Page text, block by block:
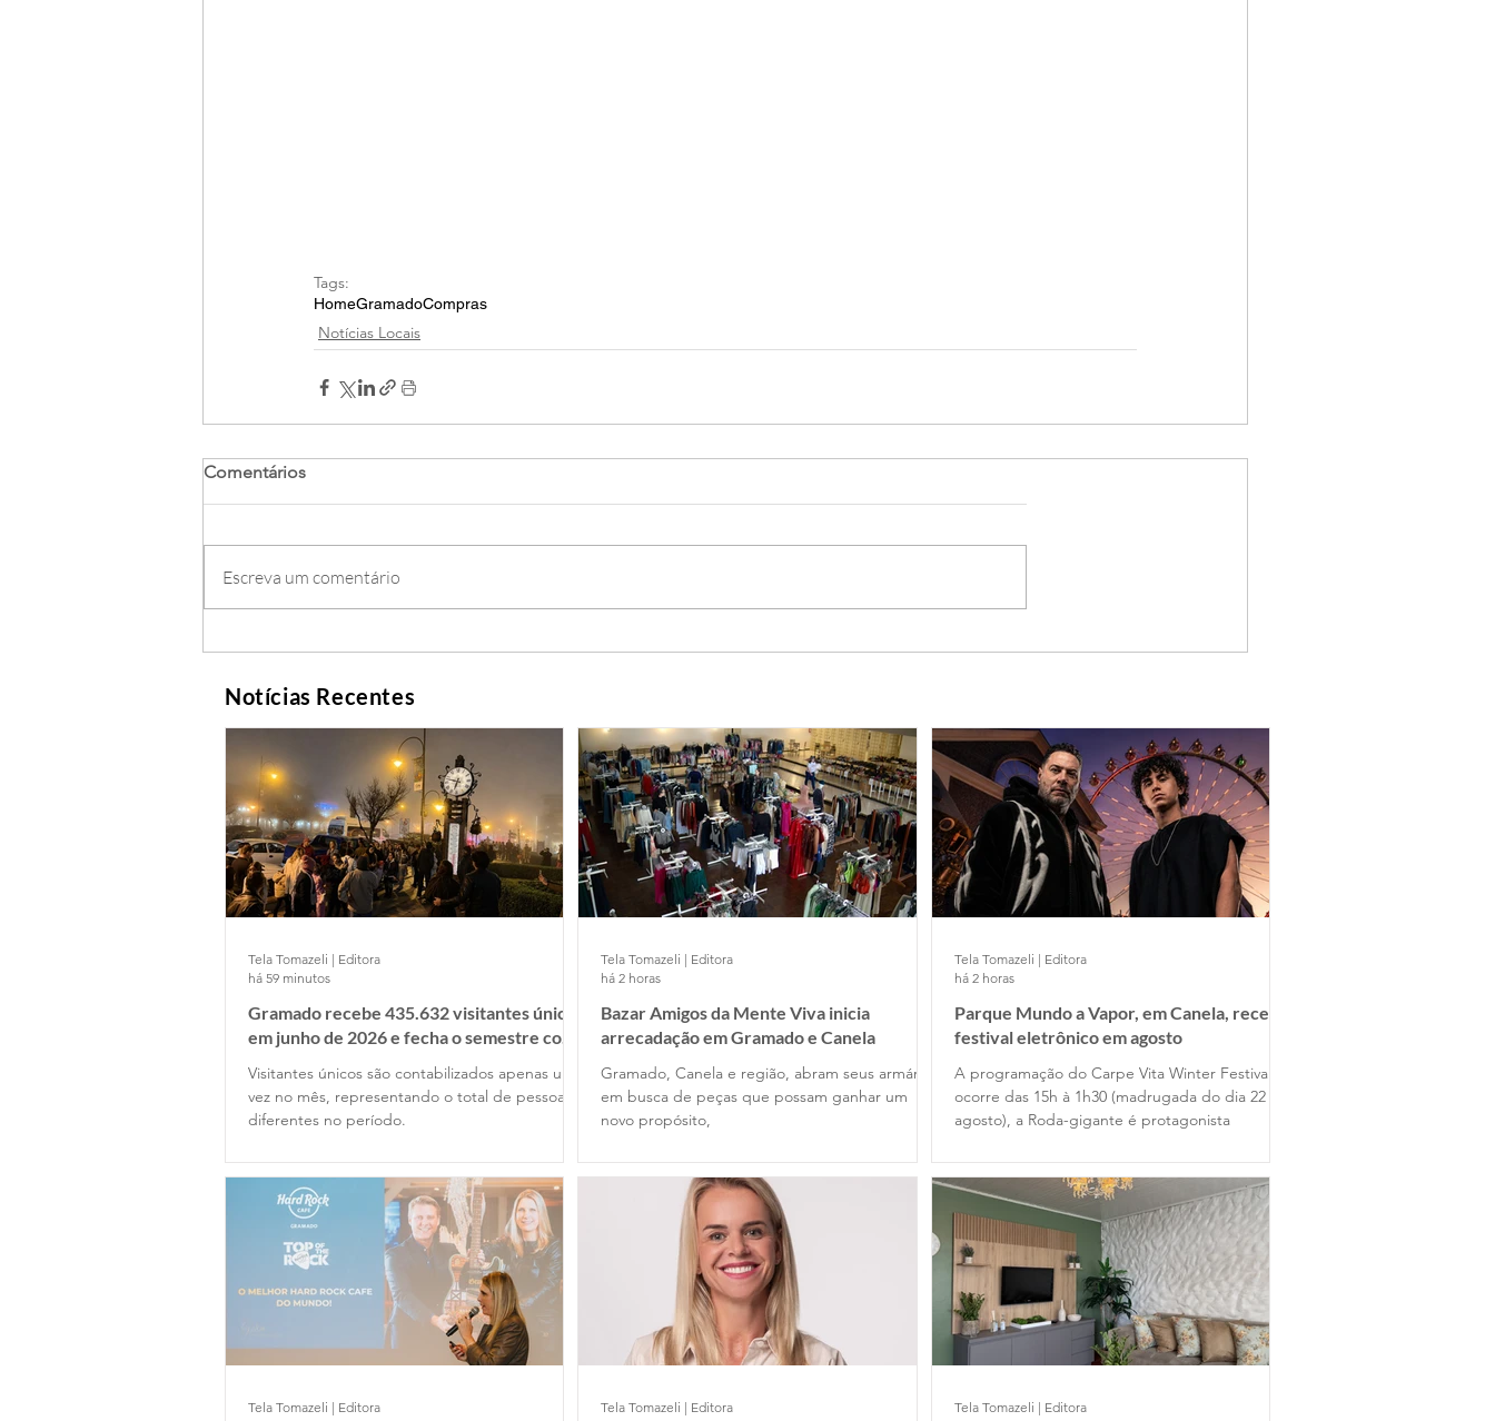
Tags:
HomeGramadoCompras
Notícias Locais
Comentários
Escreva um comentário
Notícias Recentes
Gramado recebe 435.632 visitantes únicos
em junho de 2026 e fecha o semestre com
Visitantes únicos são contabilizados apenas uma
vez no mês, representando o total de pessoas
diferentes no período.
Tela Tomazeli | Editora
há 59 minutos
Bazar Amigos da Mente Viva inicia
arrecadação em Gramado e Canela
Gramado, Canela e região, abram seus armários
em busca de peças que possam ganhar um
novo propósito,
Tela Tomazeli | Editora
há 2 horas
Parque Mundo a Vapor, em Canela, recebe
festival eletrônico em agosto
A programação do Carpe Vita Winter Festival
ocorre das 15h à 1h30 (madrugada do dia 22 de
agosto), a Roda-gigante é protagonista
Tela Tomazeli | Editora
há 2 horas
Tela Tomazeli | Editora
Tela Tomazeli | Editora
Tela Tomazeli | Editora